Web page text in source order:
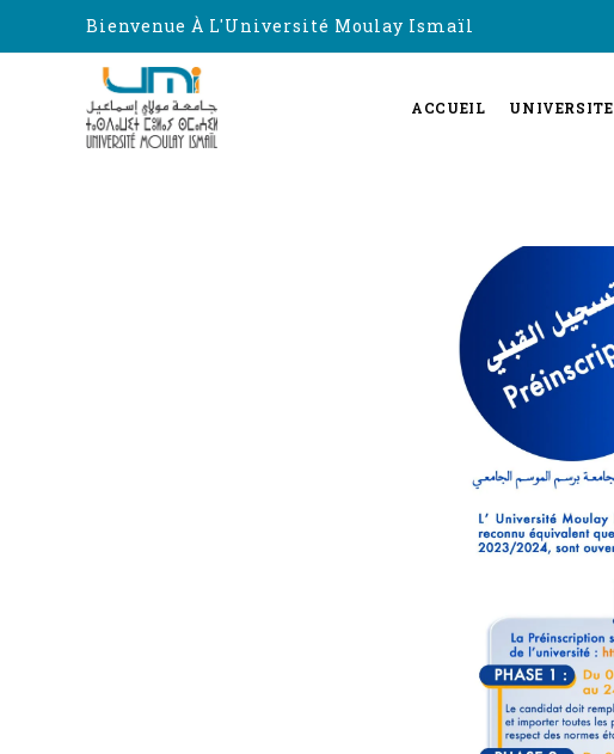
Bienvenue À L'Université Moulay Ismaïl
ACCUEIL UNIVERSITE